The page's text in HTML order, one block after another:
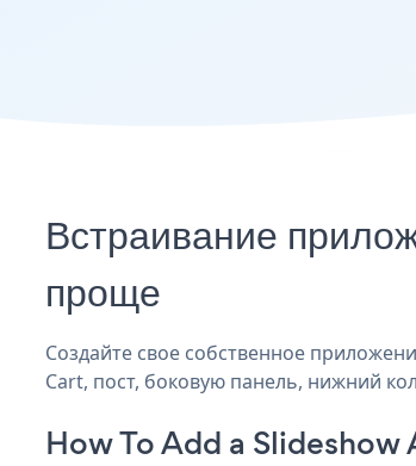
Встраивание
проще
Создайте свое собственное
Cart, пост, боковую панель, нижний
How To Add a